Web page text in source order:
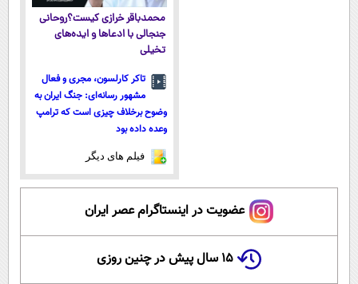
محمدباقر خرازی کیست؟روحانی
جنجالی با ادعاها و ایده‌های
تخیلی
تاکر کارلسون، مجری و فعال
مشهور رسانه‌ای: جنگ ایران به
وضوح برخلاف چیزی است که ترامپ
وعده داده بود
فیلم های دیگر
عضویت در اینستاگرام عصر ایران
۱۵ سال پیش در چنین روزی